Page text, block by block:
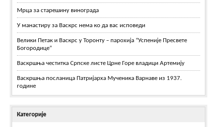
Мрца за старешину винограда
У манастиру за Васкрс нема ко да вас исповеди
Велики Петак и Васкрс у Торонту – парохија “Успеније Пресвете
Богородице”
Васкршња честитка Српске листе Црне Горе владици Артемију
Васкршња посланица Патријарха Мученика Варнаве из 1937.
године
Категорије